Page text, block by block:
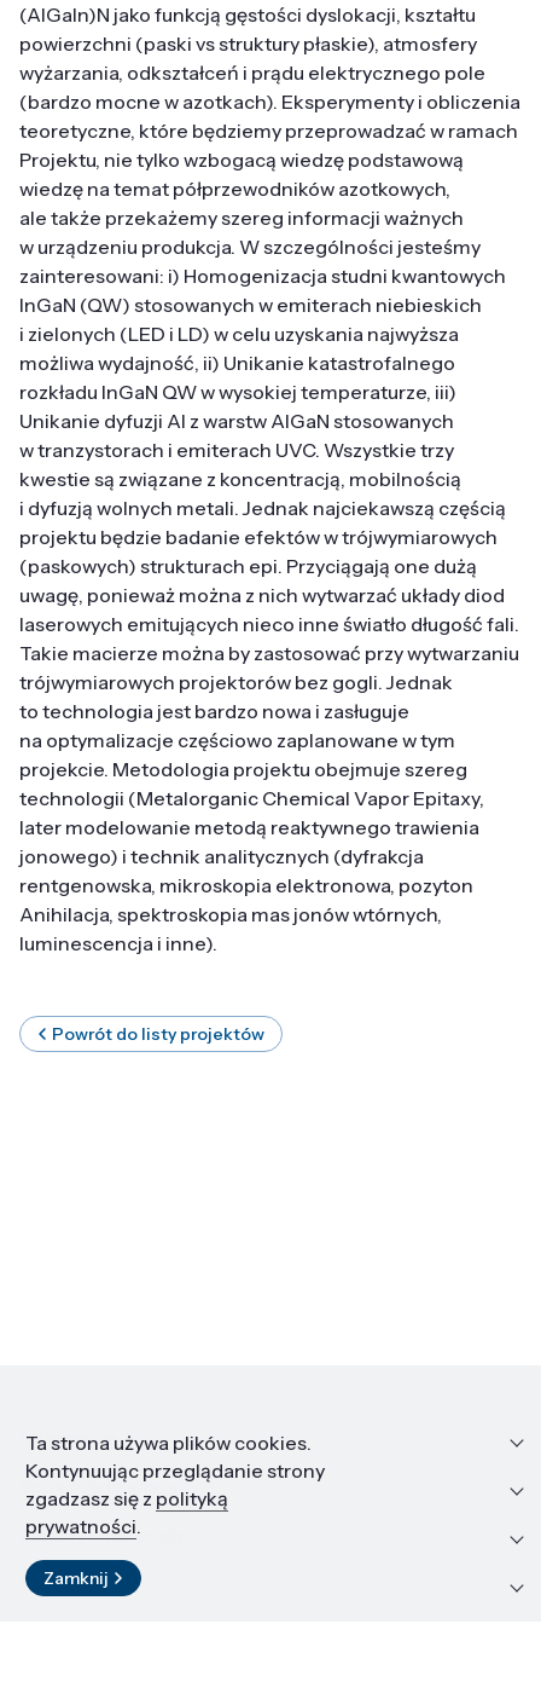
(AlGaIn)N jako funkcją gęstości dyslokacji, kształtu
powierzchni (paski vs struktury płaskie), atmosfery
wyżarzania, odkształceń i prądu elektrycznego pole
(bardzo mocne w azotkach). Eksperymenty i obliczenia
teoretyczne, które będziemy przeprowadzać w ramach
Projektu, nie tylko wzbogacą wiedzę podstawową
wiedzę na temat półprzewodników azotkowych,
ale także przekażemy szereg informacji ważnych
w urządzeniu produkcja. W szczególności jesteśmy
zainteresowani: i) Homogenizacja studni kwantowych
InGaN (QW) stosowanych w emiterach niebieskich
i zielonych (LED i LD) w celu uzyskania najwyższa
możliwa wydajność, ii) Unikanie katastrofalnego
rozkładu InGaN QW w wysokiej temperaturze, iii)
Unikanie dyfuzji Al z warstw AlGaN stosowanych
w tranzystorach i emiterach UVC. Wszystkie trzy
kwestie są związane z koncentracją, mobilnością
i dyfuzją wolnych metali. Jednak najciekawszą częścią
projektu będzie badanie efektów w trójwymiarowych
(paskowych) strukturach epi. Przyciągają one dużą
uwagę, ponieważ można z nich wytwarzać układy diod
laserowych emitujących nieco inne światło długość fali.
Takie macierze można by zastosować przy wytwarzaniu
trójwymiarowych projektorów bez gogli. Jednak
to technologia jest bardzo nowa i zasługuje
na optymalizacje częściowo zaplanowane w tym
projekcie. Metodologia projektu obejmuje szereg
technologii (Metalorganic Chemical Vapor Epitaxy,
later modelowanie metodą reaktywnego trawienia
jonowego) i technik analitycznych (dyfrakcja
rentgenowska, mikroskopia elektronowa, pozyton
Anihilacja, spektroskopia mas jonów wtórnych,
luminescencja i inne).
Powrót do listy projektów
Informacje
Edukacja i kariera
Zasoby i materiały
Kontakt
Ta strona używa plików cookies.
Kontynuując przeglądanie strony
zgadzasz się z polityką
prywatności.
Zamknij